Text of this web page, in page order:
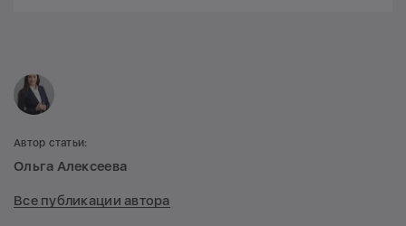
Автор статьи:
Ольга Алексеева
Все публикации автора